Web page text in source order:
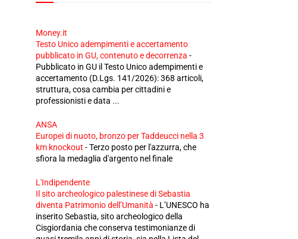
Money.it
Testo Unico adempimenti e accertamento
pubblicato in GU, contenuto e decorrenza -
Pubblicato in GU il Testo Unico adempimenti e
accertamento (D.Lgs. 141/2026): 368 articoli,
struttura, cosa cambia per cittadini e
professionisti e data ...
ANSA
Europei di nuoto, bronzo per Taddeucci nella 3
km knockout -Terzo posto per l'azzurra, che
sfiora la medaglia d'argento nel finale
L'Indipendente
Il sito archeologico palestinese di Sebastia
diventa Patrimonio dell’Umanità - L’UNESCO ha
inserito Sebastia, sito archeologico della
Cisgiordania che conserva testimonianze di